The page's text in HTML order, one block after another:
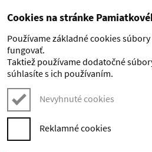
Preskočiť na hlavný obsah
Cookies na stránke
Používame základné cookies
fungovať.
Taktiež používame dodatočné
súhlasíte s ich používaním.
Nevyhnuté cookies
Reklamné cookies